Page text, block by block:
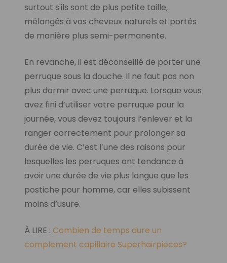
surtout s'ils sont de plus petite taille,
mélangés à vos cheveux naturels et portés
de manière plus semi-permanente.
En revanche, il est déconseillé de porter une
perruque sous la douche. Il ne faut pas non
plus dormir avec une perruque. Lorsque vous
avez fini d’utiliser votre perruque pour la
journée, vous devez toujours l’enlever et la
ranger correctement pour prolonger sa
durée de vie. C’est l’une des raisons pour
lesquelles les perruques ont tendance à
avoir une durée de vie plus longue que les
postiche pour homme, car elles subissent
moins d’usure.
À LIRE : Combien de temps dure un
complement capillaire Superhairpieces?